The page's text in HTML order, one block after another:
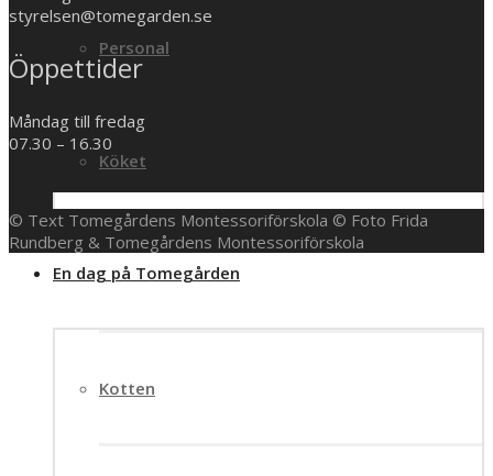
Personal
Köket
En dag på Tomegården
Kotten
styrelsen@tomegarden.se
Öppettider
Måndag till fredag
07.30 – 16.30
© Text Tomegårdens Montessoriförskola © Foto Frida
Rundberg & Tomegårdens Montessoriförskola